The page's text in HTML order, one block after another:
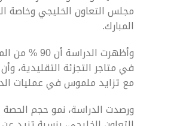
مجلس التعاون الخليجي وخاصة
المبارك.
وأظهرت
في متاجر التجزئة التقليدية،
مع تزايد ملموس في عمليات
ورصدت الدراسة، نمو حجم